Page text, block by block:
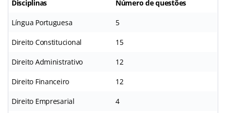
Disciplinas Número de questões
Língua Portuguesa 5
Direito Constitucional 15
Direito Administrativo 12
Direito Financeiro 12
Direito Empresarial 4